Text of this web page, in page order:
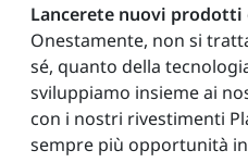
Lancerete nuovi prodotti
Onestamente, non si
sé, quanto della
sviluppiamo insieme ai
con i nostri rivestimenti
sempre più opportunità